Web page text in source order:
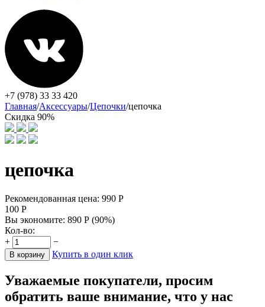
+7 (978) 33 33 420
Главная/Аксессуары/Цепочки/цепочка
Скидка 90%
цепочка
Рекомендованная цена: 990 Р
100 Р
Вы экономите: 890 Р (90%)
Кол-во:
+
−
В корзину Купить в один клик
Уважаемые покупатели, просим
обратить ваше внимание, что у нас